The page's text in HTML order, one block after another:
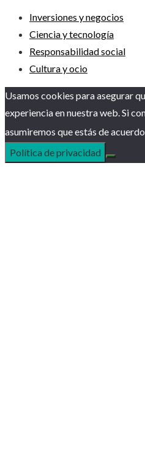
Inversiones y negocios
Ciencia y tecnología
Responsabilidad social
Cultura y ocio
Usamos cookies para asegurar
experiencia en nuestra web. Si
asumiremos que estás de
Política de privacidad